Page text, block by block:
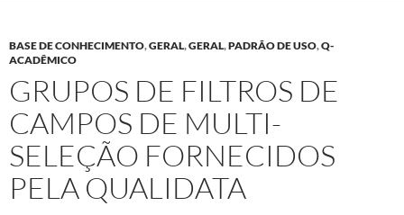
BASE DE CONHECIMENTO,GERAL,GERAL,PADRÃO DE USO,Q-
ACADÊMICO
GRUPOS DE FILTROS DE
CAMPOS DE MULTI-
SELEÇÃO FORNECIDOS
PELA QUALIDATA